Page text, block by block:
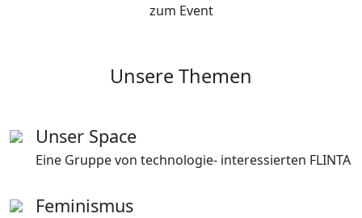
zum Event
Unsere Themen
Unser Space
Eine Gruppe von technologie- interessierten FLINTA
Feminismus